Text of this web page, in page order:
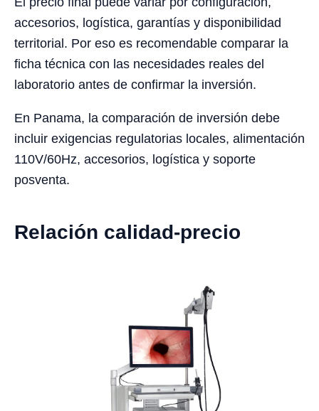
accesorios, logística, garantías y disponibilidad
territorial. Por eso es recomendable comparar la
ficha técnica con las necesidades reales del
laboratorio antes de confirmar la inversión.
En Panama, la comparación de inversión debe
incluir exigencias regulatorias locales, alimentación
110V/60Hz, accesorios, logística y soporte
posventa.
Relación calidad-precio